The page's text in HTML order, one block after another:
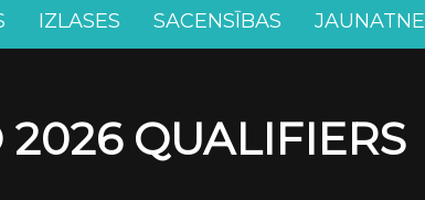
IZLASES SACENSĪBAS JAUNATNE
QUALIFIERS